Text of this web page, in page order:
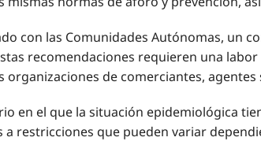
con las Comunidades Autónomas, un
recomendaciones requieren una
de comerciantes,
en el que la situación epidemiológica
a restricciones que pueden variar